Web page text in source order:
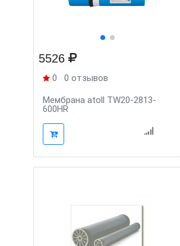
5526
0 0 отзывов
Mембрана atoll TW20-2813-
600HR